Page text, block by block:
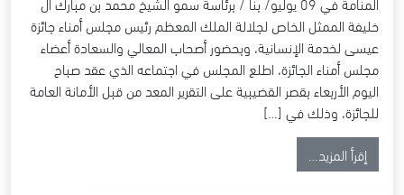
خليفة الممثل الخاص لجلالة الملك المعظم رئيس مجلس أمناء جائزة
عيسى لخدمة الإنسانية، وبحضور أصحاب المعالي والسعادة أعضاء
مجلس أمناء الجائزة، اطلع المجلس في اجتماعه الذي عقد صباح
اليوم الأربعاء بقصر القضيبية على التقرير المعد من قبل الأمانة العامة
للجائزة، وذلك في […]
إقرأ المزيد…